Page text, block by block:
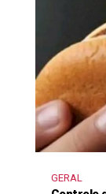
GERAL